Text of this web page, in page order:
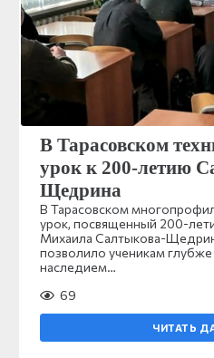
В Тарасовском
урок к 200-летию
Щедрина
В Тарасовском
урок, посвященный 200-
Михаила Салтыкова-
позволило ученикам
наследием…
69
ЧИТАТЬ